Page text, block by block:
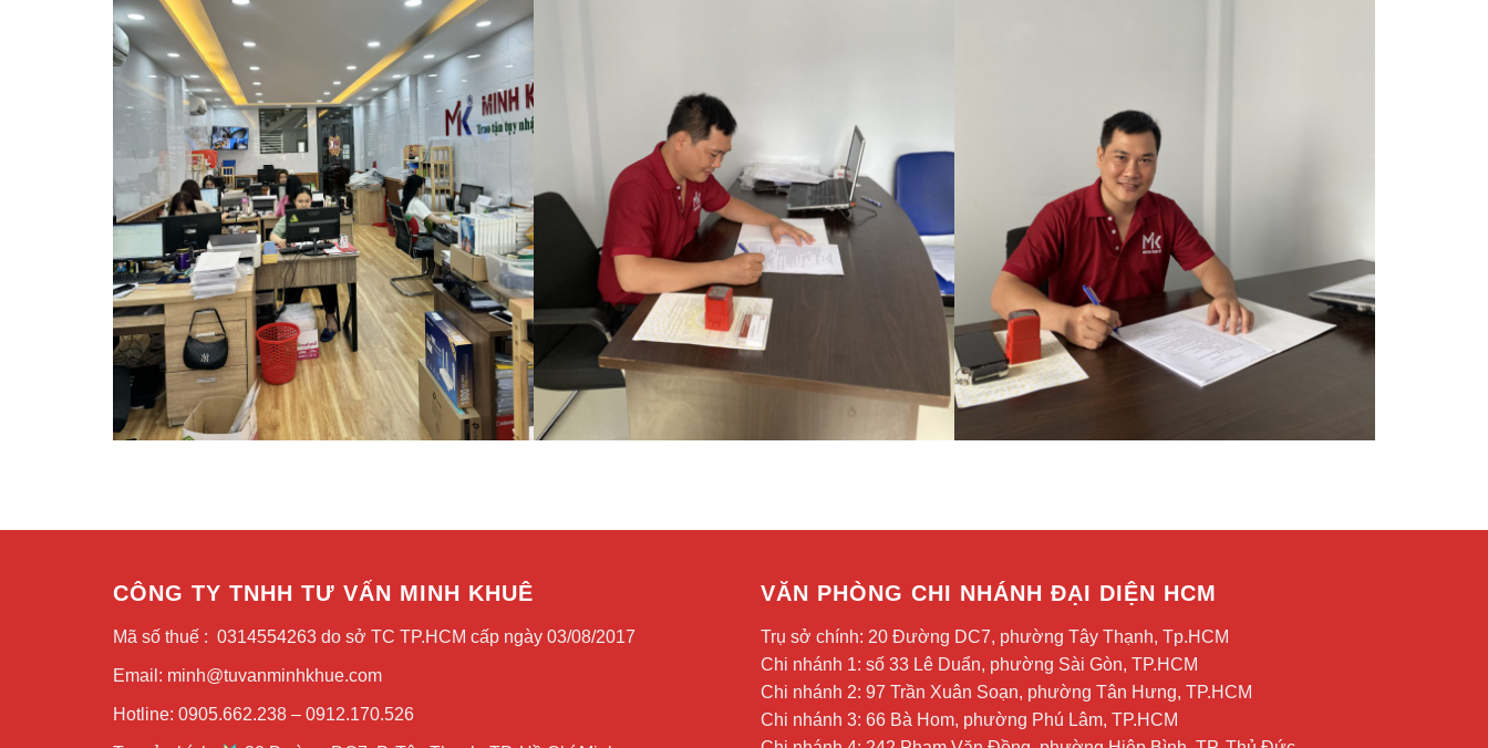
CÔNG TY TNHH TƯ VẤN MINH KHUÊ
Mã số thuế : 0314554263 do sở TC TP.HCM cấp ngày 03/08/2017
Email: minh@tuvanminhkhue.com
Hotline: 0905.662.238 – 0912.170.526
VĂN PHÒNG CHI NHÁNH ĐẠI DIỆN HCM
Trụ sở chính: 20 Đường DC7, phường Tây Thạnh, Tp.HCM
Chi nhánh 1: số 33 Lê Duẩn, phường Sài Gòn, TP.HCM
Chi nhánh 2: 97 Trần Xuân Soạn, phường Tân Hưng, TP.HCM
Chi nhánh 3: 66 Bà Hom, phường Phú Lâm, TP.HCM